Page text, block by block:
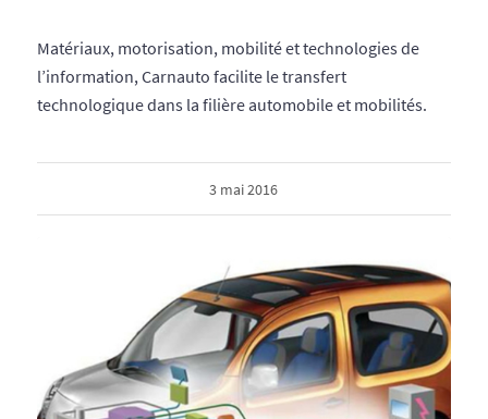
Matériaux, motorisation, mobilité et technologies de
l’information, Carnauto facilite le transfert
technologique dans la filière automobile et mobilités.
3 mai 2016